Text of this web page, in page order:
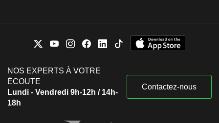
NOS EXPERTS À VOTRE
ÉCOUTE
Lundi - Vendredi 9h-12h / 14h-
18h
Contactez-nous